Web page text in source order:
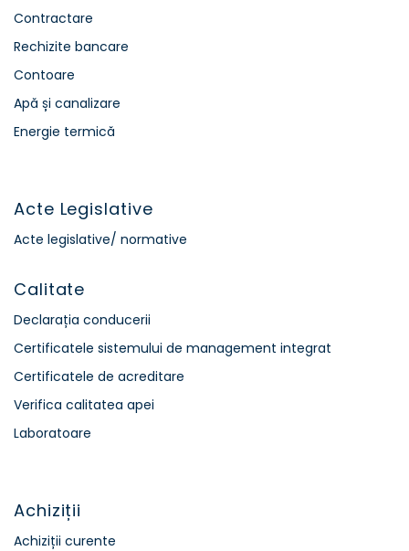
Contractare
Rechizite bancare
Contoare
Apă și canalizare
Energie termică
Acte Legislative
Acte legislative/ normative
Calitate
Declarația conducerii
Certificatele sistemului de management integrat
Certificatele de acreditare
Verifica calitatea apei
Laboratoare
Achiziții
Achiziții curente